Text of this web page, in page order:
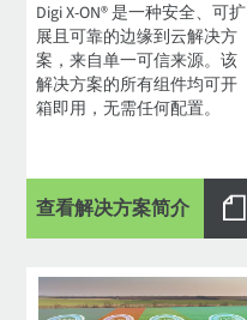
Digi X-ON® 是一种安全、可扩
展且可靠的边缘到云解决方
案，来自单一可信来源。该
解决方案的所有组件均可开
箱即用，无需任何配置。
查看解决方案简介